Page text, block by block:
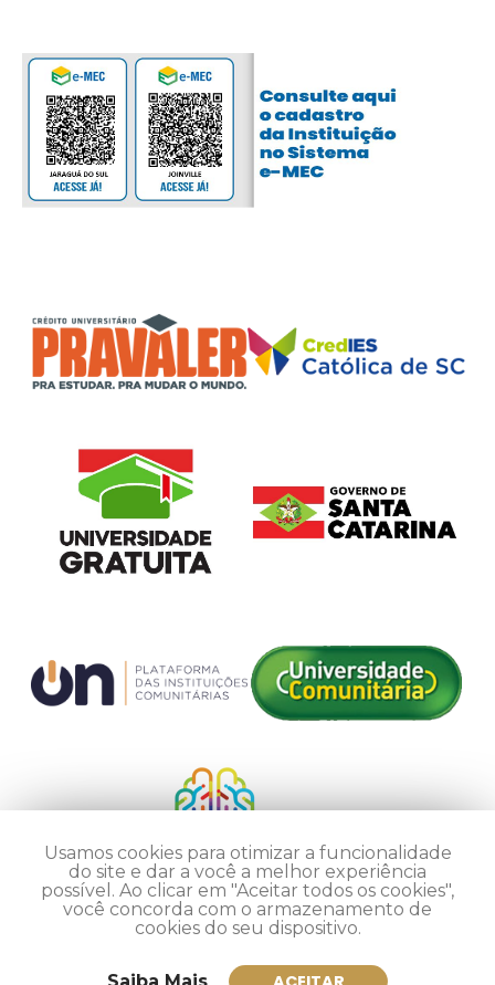
Usamos cookies para otimizar a funcionalidade
do site e dar a você a melhor experiência
possível. Ao clicar em "Aceitar todos os cookies",
você concorda com o armazenamento de
cookies do seu dispositivo.